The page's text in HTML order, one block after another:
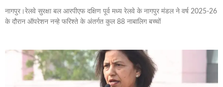
नागपुर।रेलवे सुरक्षा बल आरपीएफ दक्षिण पूर्व मध्य रेलवे के नागपुर मंडल ने वर्ष 2025-26
के दौरान ऑपरेशन नन्हे फरिश्ते के अंतर्गत कुल 88 नाबालिग बच्चों